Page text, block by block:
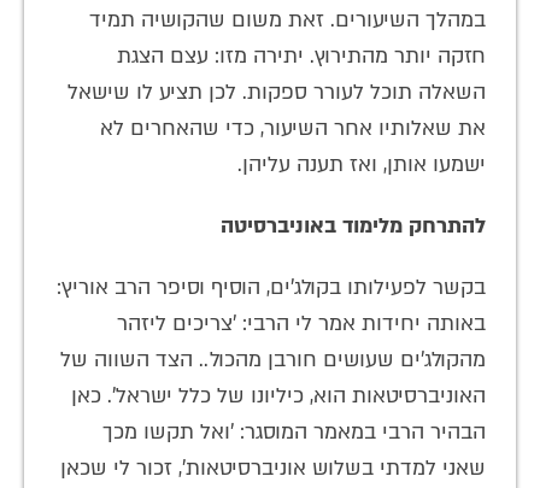
במהלך השיעורים. זאת משום שהקושיה תמיד
חזקה יותר מהתירוץ. יתירה מזו: עצם הצגת
השאלה תוכל לעורר ספקות. לכן תציע לו שישאל
את שאלותיו אחר השיעור, כדי שהאחרים לא
ישמעו אותן, ואז תענה עליהן.
להתרחק מלימוד באוניברסיטה
בקשר לפעילותו בקולג'ים, הוסיף וסיפר הרב אוריץ:
באותה יחידות אמר לי הרבי: 'צריכים ליזהר
מהקולג'ים שעושים חורבן מהכול.. הצד השווה של
האוניברסיטאות הוא, כיליונו של כלל ישראל'. כאן
הבהיר הרבי במאמר המוסגר: 'ואל תקשו מכך
שאני למדתי בשלוש אוניברסיטאות', זכור לי שכאן